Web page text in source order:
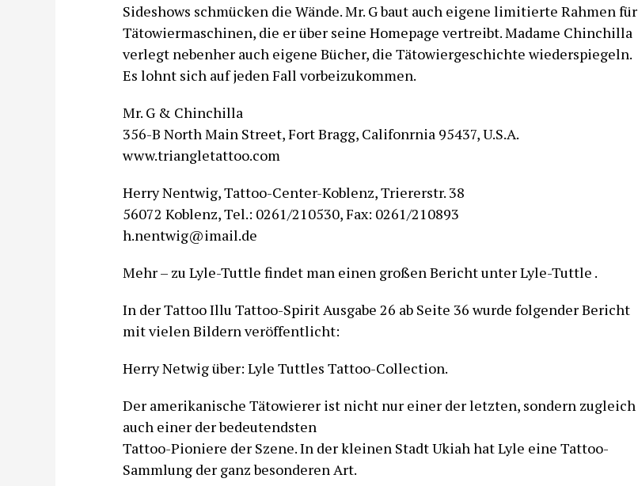
Sideshows schmücken die Wände. Mr. G baut auch eigene limitierte Rahmen für
Tätowiermaschinen, die er über seine Homepage vertreibt. Madame Chinchilla
verlegt nebenher auch eigene Bücher, die Tätowiergeschichte wiederspiegeln.
Es lohnt sich auf jeden Fall vorbeizukommen.
Mr. G & Chinchilla
356-B North Main Street, Fort Bragg, Califonrnia 95437, U.S.A.
www.triangletattoo.com
Herry Nentwig, Tattoo-Center-Koblenz, Triererstr. 38
56072 Koblenz, Tel.: 0261/210530, Fax: 0261/210893
h.nentwig@imail.de
Mehr – zu Lyle-Tuttle findet man einen großen Bericht unter Lyle-Tuttle .
In der Tattoo Illu Tattoo-Spirit Ausgabe 26 ab Seite 36 wurde folgender Bericht
mit vielen Bildern veröffentlicht:
Herry Netwig über: Lyle Tuttles Tattoo-Collection.
Der amerikanische Tätowierer ist nicht nur einer der letzten, sondern zugleich
auch einer der bedeutendsten
Tattoo-Pioniere der Szene. In der kleinen Stadt Ukiah hat Lyle eine Tattoo-
Sammlung der ganz besonderen Art.